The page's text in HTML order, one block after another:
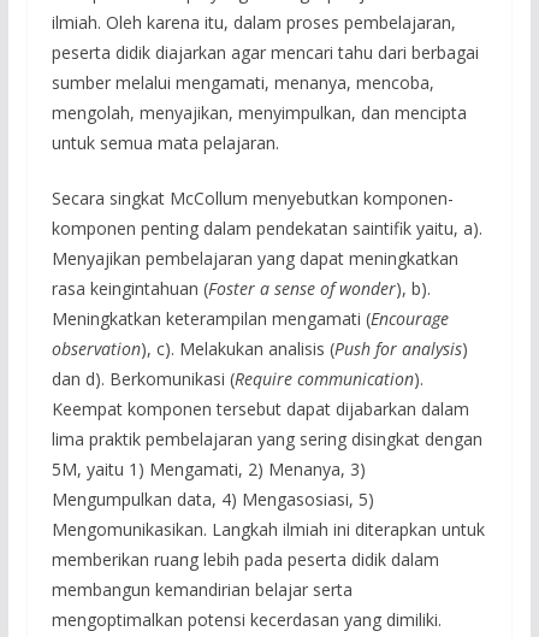
ilmiah. Oleh karena itu, dalam proses pembelajaran,
peserta didik diajarkan agar mencari tahu dari berbagai
sumber melalui mengamati, menanya, mencoba,
mengolah, menyajikan, menyimpulkan, dan mencipta
untuk semua mata pelajaran.
Secara singkat McCollum menyebutkan komponen-
komponen penting dalam pendekatan saintifik yaitu, a).
Menyajikan pembelajaran yang dapat meningkatkan
rasa keingintahuan (Foster a sense of wonder), b).
Meningkatkan keterampilan mengamati (Encourage
observation), c). Melakukan analisis (Push for analysis)
dan d). Berkomunikasi (Require communication).
Keempat komponen tersebut dapat dijabarkan dalam
lima praktik pembelajaran yang sering disingkat dengan
5M, yaitu 1) Mengamati, 2) Menanya, 3)
Mengumpulkan data, 4) Mengasosiasi, 5)
Mengomunikasikan. Langkah ilmiah ini diterapkan untuk
memberikan ruang lebih pada peserta didik dalam
membangun kemandirian belajar serta
mengoptimalkan potensi kecerdasan yang dimiliki.